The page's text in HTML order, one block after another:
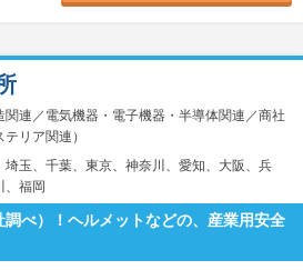
関連／電気機器・電子機器・半導体関連／商社
リア関連）
埼玉、千葉、東京、神奈川、愛知、大阪、兵
、福岡
べ）！ヘルメットなどの、産業用安全